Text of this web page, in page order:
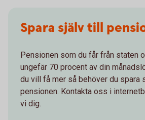
Spara själv till
Pensionen som du får från staten
ungefär 70 procent av din
du vill få mer så behöver du spara
pensionen. Kontakta oss i
vi dig.